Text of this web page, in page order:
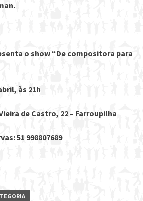
o show “De compositora para
às 21h
de Castro, 22 – Farroupilha
51 998807689